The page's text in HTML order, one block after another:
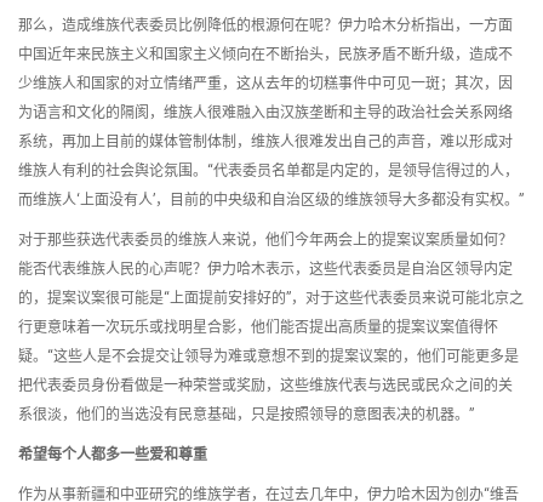
那么，造成维族代表委员比例降低的根源何在呢？伊力哈木分析指出，一方面
中国近年来民族主义和国家主义倾向在不断抬头，民族矛盾不断升级，造成不
少维族人和国家的对立情绪严重，这从去年的切糕事件中可见一斑；其次，因
为语言和文化的隔阂，维族人很难融入由汉族垄断和主导的政治社会关系网络
系统，再加上目前的媒体管制体制，维族人很难发出自己的声音，难以形成对
维族人有利的社会舆论氛围。“代表委员名单都是内定的，是领导信得过的人，
而维族人‘上面没有人’，目前的中央级和自治区级的维族领导大多都没有实权。”
对于那些获选代表委员的维族人来说，他们今年两会上的提案议案质量如何？
能否代表维族人民的心声呢？伊力哈木表示，这些代表委员是自治区领导内定
的，提案议案很可能是“上面提前安排好的”，对于这些代表委员来说可能北京之
行更意味着一次玩乐或找明星合影，他们能否提出高质量的提案议案值得怀
疑。“这些人是不会提交让领导为难或意想不到的提案议案的，他们可能更多是
把代表委员身份看做是一种荣誉或奖励，这些维族代表与选民或民众之间的关
系很淡，他们的当选没有民意基础，只是按照领导的意图表决的机器。”
希望每个人都多一些爱和尊重
作为从事新疆和中亚研究的维族学者，在过去几年中，伊力哈木因为创办“维吾